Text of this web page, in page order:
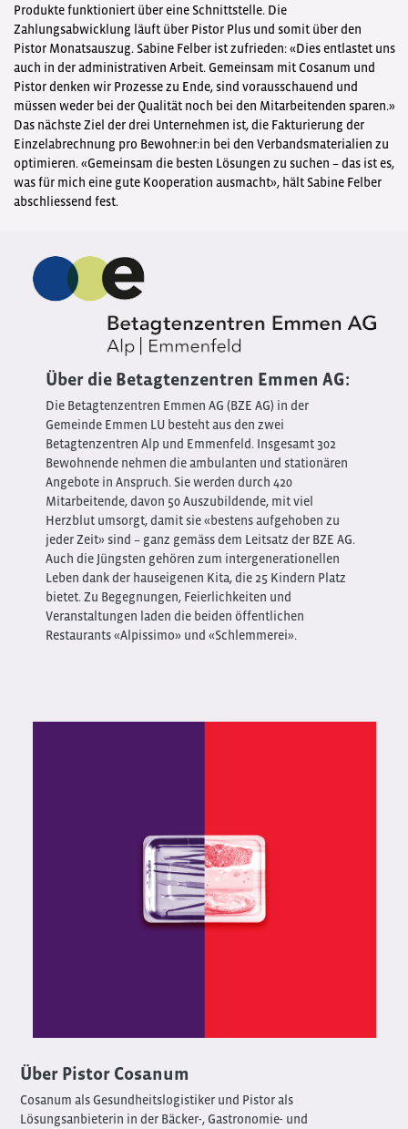
Produkte funktioniert über eine Schnittstelle. Die
Zahlungsabwicklung läuft über Pistor Plus und somit über den
Pistor Monatsauszug. Sabine Felber ist zufrieden: «Dies entlastet uns
auch in der administrativen Arbeit. Gemeinsam mit Cosanum und
Pistor denken wir Prozesse zu Ende, sind vorausschauend und
müssen weder bei der Qualität noch bei den Mitarbeitenden sparen.»
Das nächste Ziel der drei Unternehmen ist, die Fakturierung der
Einzelabrechnung pro Bewohner:in bei den Verbandsmaterialien zu
optimieren. «Gemeinsam die besten Lösungen zu suchen – das ist es,
was für mich eine gute Kooperation ausmacht», hält Sabine Felber
abschliessend fest.
Über die Betagtenzentren Emmen AG:
Die Betagtenzentren Emmen AG (BZE AG) in der
Gemeinde Emmen LU besteht aus den zwei
Betagtenzentren Alp und Emmenfeld. Insgesamt 302
Bewohnende nehmen die ambulanten und stationären
Angebote in Anspruch. Sie werden durch 420
Mitarbeitende, davon 50 Auszubildende, mit viel
Herzblut umsorgt, damit sie «bestens aufgehoben zu
jeder Zeit» sind – ganz gemäss dem Leitsatz der BZE AG.
Auch die Jüngsten gehören zum intergenerationellen
Leben dank der hauseigenen Kita, die 25 Kindern Platz
bietet. Zu Begegnungen, Feierlichkeiten und
Veranstaltungen laden die beiden öffentlichen
Restaurants «Alpissimo» und «Schlemmerei».
Über Pistor Cosanum
Cosanum als Gesundheitslogistiker und Pistor als
Lösungsanbieterin in der Bäcker-, Gastronomie- und